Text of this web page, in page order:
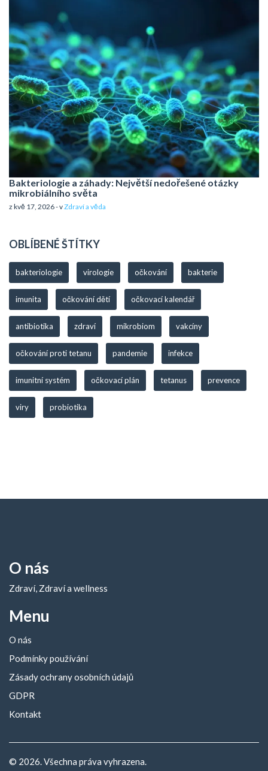
Bakteriologie a záhady: Největší nedořešené otázky
mikrobiálního světa
z kvě 17, 2026 - vZdraví a věda
OBLÍBENÉ ŠTÍTKY
bakteriologie virologie očkování bakterie
imunita očkování dětí očkovací kalendář
antibiotika zdraví mikrobiom vakcíny
očkování proti tetanu pandemie infekce
imunitní systém očkovací plán tetanus prevence
viry probiotika
O nás
Zdraví, Zdraví a wellness
Menu
O nás
Podmínky používání
Zásady ochrany osobních údajů
GDPR
Kontakt
© 2026. Všechna práva vyhrazena.